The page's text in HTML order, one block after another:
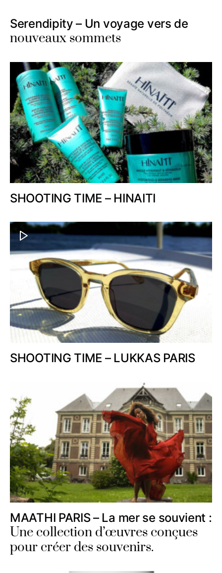
Serendipity – Un voyage vers de
nouveaux sommets
SHOOTING TIME – HINAITI
SHOOTING TIME – LUKKAS PARIS
MAATHI PARIS – La mer se souvient :
Une collection d’œuvres conçues
pour créer des souvenirs.